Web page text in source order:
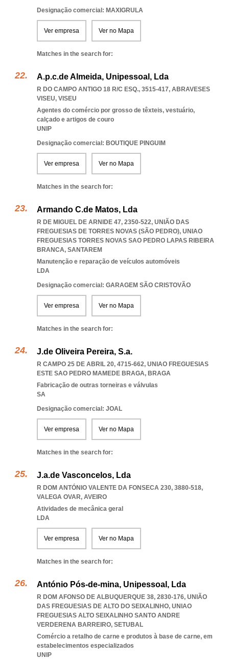
Designação comercial: MAXIGRULA
Ver empresa Ver no Mapa
Matches in the search for:
A.p.c.de Almeida, Unipessoal, Lda
R DO CAMPO ANTIGO 18 R/C ESQ., 3515-417, ABRAVESES
VISEU, VISEU
Agentes do comércio por grosso de têxteis, vestuário,
calçado e artigos de couro
UNIP
Designação comercial: BOUTIQUE PINGUIM
Ver empresa Ver no Mapa
Matches in the search for:
Armando C.de Matos, Lda
R DE MIGUEL DE ARNIDE 47, 2350-522, UNIÃO DAS
FREGUESIAS DE TORRES NOVAS (SÃO PEDRO), UNIAO
FREGUESIAS TORRES NOVAS SAO PEDRO LAPAS RIBEIRA
BRANCA, SANTAREM
Manutenção e reparação de veículos automóveis
LDA
Designação comercial: GARAGEM SÃO CRISTOVÃO
Ver empresa Ver no Mapa
Matches in the search for:
J.de Oliveira Pereira, S.a.
R CAMPO 25 DE ABRIL 20, 4715-662, UNIAO FREGUESIAS
ESTE SAO PEDRO MAMEDE BRAGA, BRAGA
Fabricação de outras torneiras e válvulas
SA
Designação comercial: JOAL
Ver empresa Ver no Mapa
Matches in the search for:
J.a.de Vasconcelos, Lda
R DOM ANTÓNIO VALENTE DA FONSECA 230, 3880-518,
VALEGA OVAR, AVEIRO
Atividades de mecânica geral
LDA
Ver empresa Ver no Mapa
Matches in the search for:
António Pós-de-mina, Unipessoal, Lda
R DOM AFONSO DE ALBUQUERQUE 38, 2830-176, UNIÃO
DAS FREGUESIAS DE ALTO DO SEIXALINHO, UNIAO
FREGUESIAS ALTO SEIXALINHO SANTO ANDRE
VERDERENA BARREIRO, SETUBAL
Comércio a retalho de carne e produtos à base de carne, em
estabelecimentos especializados
UNIP